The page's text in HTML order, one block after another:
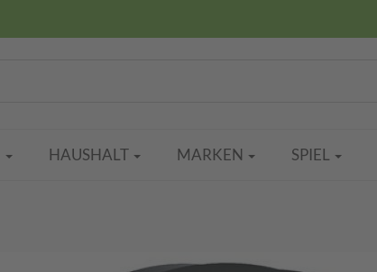
HAUSHALT MARKEN SPIEL